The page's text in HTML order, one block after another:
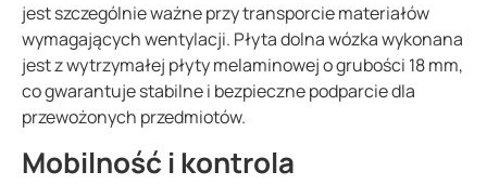
jest szczególnie ważne przy transporcie materiałów
wymagających wentylacji. Płyta dolna wózka wykonana
jest z wytrzymałej płyty melaminowej o grubości 18 mm,
co gwarantuje stabilne i bezpieczne podparcie dla
przewożonych przedmiotów.
Mobilność i kontrola